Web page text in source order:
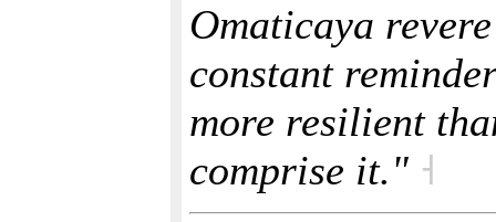
Omaticaya
constant
more resilient
comprise it." ˧